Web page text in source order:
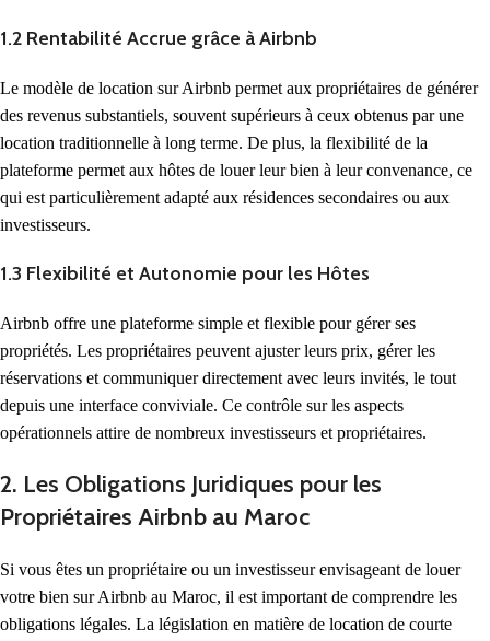
1.2 Rentabilité Accrue grâce à Airbnb
Le modèle de location sur Airbnb permet aux propriétaires de générer
des revenus substantiels, souvent supérieurs à ceux obtenus par une
location traditionnelle à long terme. De plus, la flexibilité de la
plateforme permet aux hôtes de louer leur bien à leur convenance, ce
qui est particulièrement adapté aux résidences secondaires ou aux
investisseurs.
1.3 Flexibilité et Autonomie pour les Hôtes
Airbnb offre une plateforme simple et flexible pour gérer ses
propriétés. Les propriétaires peuvent ajuster leurs prix, gérer les
réservations et communiquer directement avec leurs invités, le tout
depuis une interface conviviale. Ce contrôle sur les aspects
opérationnels attire de nombreux investisseurs et propriétaires.
2. Les Obligations Juridiques pour les
Propriétaires Airbnb au Maroc
Si vous êtes un propriétaire ou un investisseur envisageant de louer
votre bien sur Airbnb au Maroc, il est important de comprendre les
obligations légales. La législation en matière de location de courte